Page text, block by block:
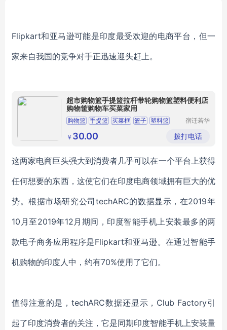
Flipkart和亚马逊可能是印度最受欢迎的电商平台，但一
家来自我国的竞争对手正迅速迎头赶上。
超市购物篮手提篮拉杆带轮购物篮塑料便利店
购物筐购物车买菜家用
购物篮 手提篮 买菜框 篮子 塑料篮
宿迁若华
有限公司
￥ 30.00 拨打电话
这两家电商巨头强大到消费者几乎可以在一个平台上获得
任何想要的东西，这使它们在印度电商领域拥有巨大的优
势。根据市场研究公司techARC的数据显示，在2019年
10月至2019年12月期间，印度智能手机上安装最多的两
款电子商务应用程序是Flipkart和亚马逊。在通过智能手
机购物的印度人中，约有70%使用了它们。
值得注意的是，techARC数据还显示，Club Factory引
起了印度消费者的关注，它是同期印度智能手机上安装量